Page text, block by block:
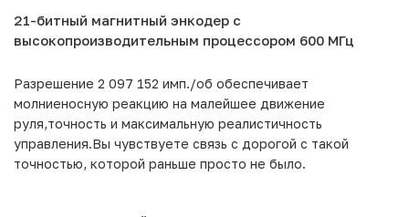
21-битный магнитный энкодер с
высокопроизводительным процессором 600 МГц
Разрешение 2 097 152 имп./об обеспечивает
молниеносную реакцию на малейшее движение
руля,точность и максимальную реалистичность
управления.Вы чувствуете связь с дорогой с такой
точностью, которой раньше просто не было.